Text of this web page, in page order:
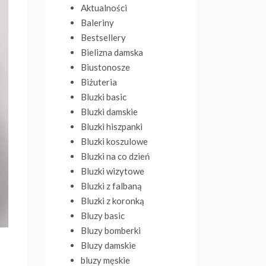
Aktualności
Baleriny
Bestsellery
Bielizna damska
Biustonosze
Biżuteria
Bluzki basic
Bluzki damskie
Bluzki hiszpanki
Bluzki koszulowe
Bluzki na co dzień
Bluzki wizytowe
Bluzki z falbaną
Bluzki z koronką
Bluzy basic
Bluzy bomberki
Bluzy damskie
bluzy męskie